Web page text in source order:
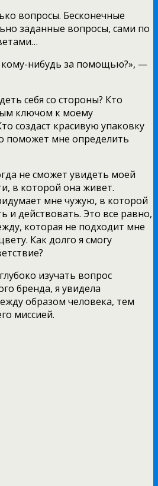
вопросы. Бесконечные
заданные вопросы, сами по
кому-нибудь за помощью?», —
себя со стороны? Кто
ключом к моему
создаст красивую упаковку
поможет мне определить
не сможет увидеть моей
в которой она живет.
мне чужую, в которой
и действовать. Это все равно,
которая не подходит мне
Как долго я смогу
изучать вопрос
бренда, я увидела
образом человека, тем
миссией.